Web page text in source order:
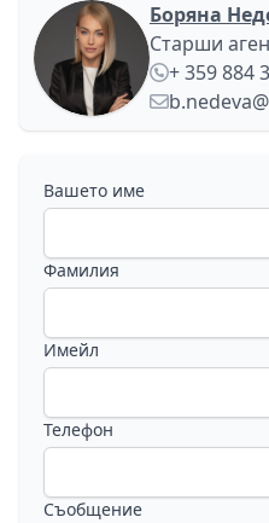
Боряна
Старши
+ 359 884
Вашето име
Фамилия
Имейл
Телефон
Съобщение